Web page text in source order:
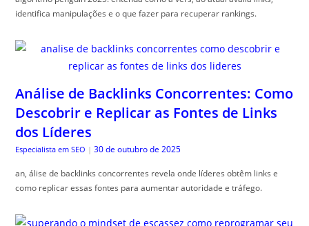
identifica manipulações e o que fazer para recuperar rankings.
Análise de Backlinks Concorrentes: Como
Descobrir e Replicar as Fontes de Links
dos Líderes
Especialista em SEO | 30 de outubro de 2025
an, álise de backlinks concorrentes revela onde líderes obtêm links e
como replicar essas fontes para aumentar autoridade e tráfego.